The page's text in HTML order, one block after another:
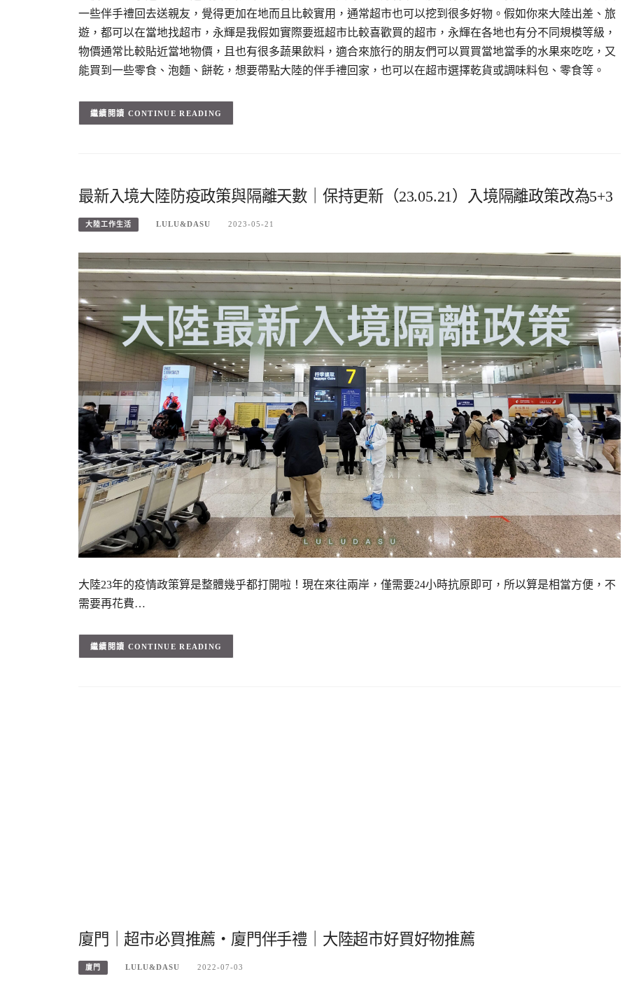
一些伴手禮回去送親友，覺得更加在地而且比較實用，通常超市也可以挖到很多好物。假如你來大陸出差、旅
遊，都可以在當地找超市，永輝是我假如實際要逛超市比較喜歡買的超市，永輝在各地也有分不同規模等級，
物價通常比較貼近當地物價，且也有很多蔬果飲料，適合來旅行的朋友們可以買買當地當季的水果來吃吃，又
能買到一些零食、泡麵、餅乾，想要帶點大陸的伴手禮回家，也可以在超市選擇乾貨或調味料包、零食等。
CONTINUE READING
最新入境大陸防疫政策與隔離天數｜保持更新（23.05.21）入境隔離政策改為5+3
大陸工作生活 LULU&DASU 2023-05-21
大陸23年的疫情政策算是整體幾乎都打開啦！現在來往兩岸，僅需要24小時抗原即可，所以算是相當方便，不
需要再花費…
CONTINUE READING
廈門｜超市必買推薦・廈門伴手禮｜大陸超市好買好物推薦
廈門 LULU&DASU 2022-07-03